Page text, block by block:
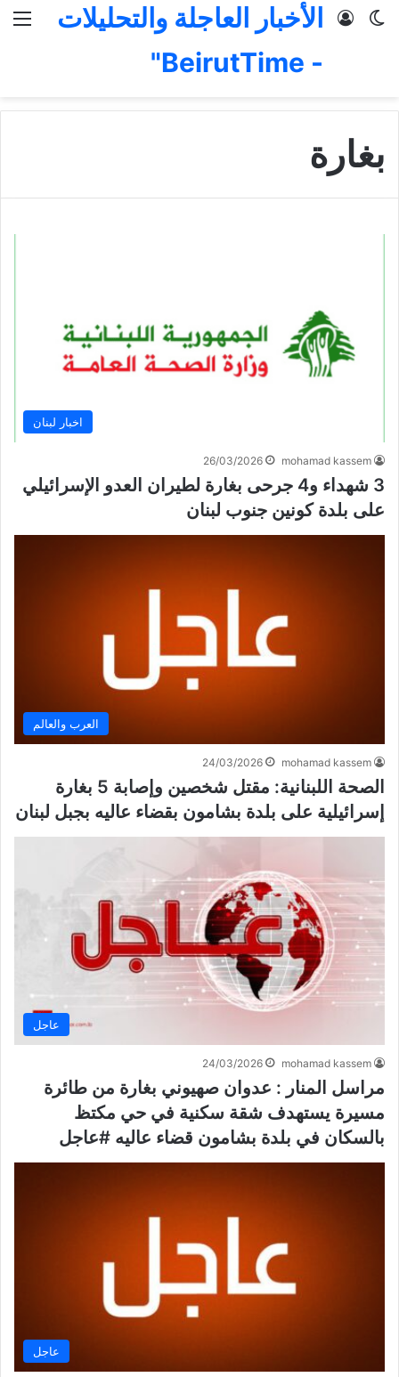
الأخبار العاجلة والتحليلات
- BeirutTime"
الوضع المظلم
تسجيل الدخول
بغارة
اخبار لبنان
mohamad kassem
26/03/2026
3 شهداء و4 جرحى بغارة لطيران العدو الإسرائيلي
على بلدة كونين جنوب لبنان
العرب والعالم
mohamad kassem
24/03/2026
الصحة اللبنانية: مقتل شخصين وإصابة 5 بغارة
إسرائيلية على بلدة بشامون بقضاء عاليه بجبل لبنان
عاجل
mohamad kassem
24/03/2026
مراسل المنار : عدوان صهيوني بغارة من طائرة
مسيرة يستهدف شقة سكنية في حي مكتظ
بالسكان في بلدة بشامون قضاء عاليه #عاجل
عاجل